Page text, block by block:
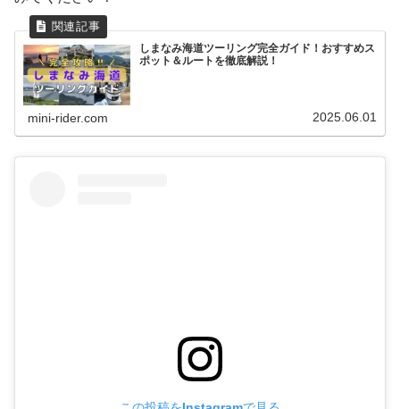
しまなみ海道ツーリング完全ガイド！おすすめス
ポット＆ルートを徹底解説！
mini-rider.com 2025.06.01